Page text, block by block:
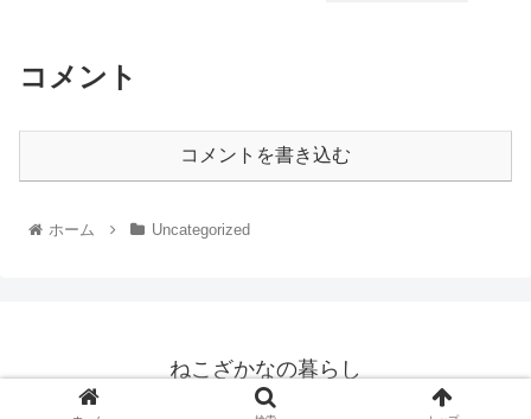
コメント
コメントを書き込む
ホーム Uncategorized
ねこざかなの暮らし
© 2025 ねこざかなの暮らし.